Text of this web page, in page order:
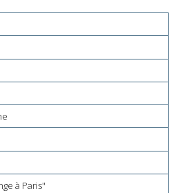
à Paris"